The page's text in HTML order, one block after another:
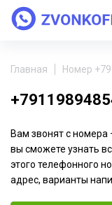
Главная Номер
Вам звонят с номера
вы сможете узнать
этого телефонного
адрес, варианты